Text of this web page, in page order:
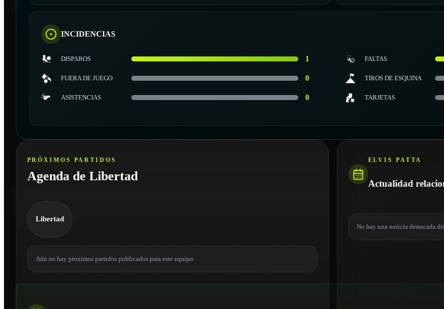
INCIDENCIAS
DISPAROS 1 FALTAS
FUERA DE JUEGO 0 TIROS DE ESQUINA
ASISTENCIAS 0 TARJETAS
PRÓXIMOS PARTIDOS
Agenda de Libertad
Libertad
Aún no hay proximos partidos publicados para este equipo.
ELVIS PATTA
Actualidad
No hay una noticia destacada